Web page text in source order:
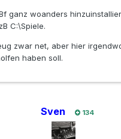
ganz woanders
C:\Spiele.
zwar net, aber hier
haben soll.
Sven 134